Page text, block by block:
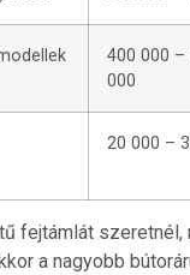
400 000 –
000
20 000 –
fejtámlát szeretnél,
a nagyobb